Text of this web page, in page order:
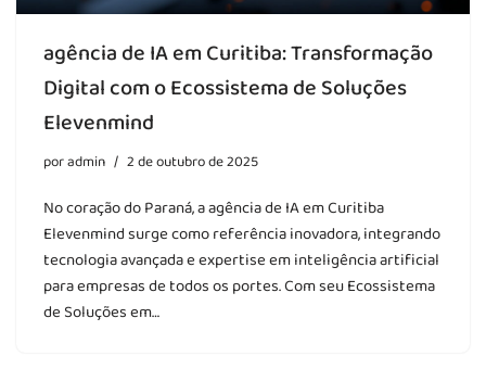
agência de IA em Curitiba: Transformação
Digital com o Ecossistema de Soluções
Elevenmind
poradmin 2 de outubro de 2025
No coração do Paraná, a agência de IA em Curitiba
Elevenmind surge como referência inovadora, integrando
tecnologia avançada e expertise em inteligência artificial
para empresas de todos os portes. Com seu Ecossistema
de Soluções em…